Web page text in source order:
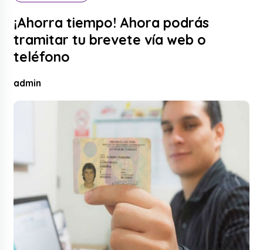
¡Ahorra tiempo! Ahora podrás
tramitar tu brevete vía web o
teléfono
admin